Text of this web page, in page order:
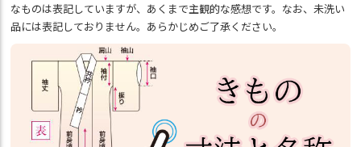
なものは表記していますが、あくまで主観的な感想です。なお、未洗い
品には表記しておりません。あらかじめご了承ください。